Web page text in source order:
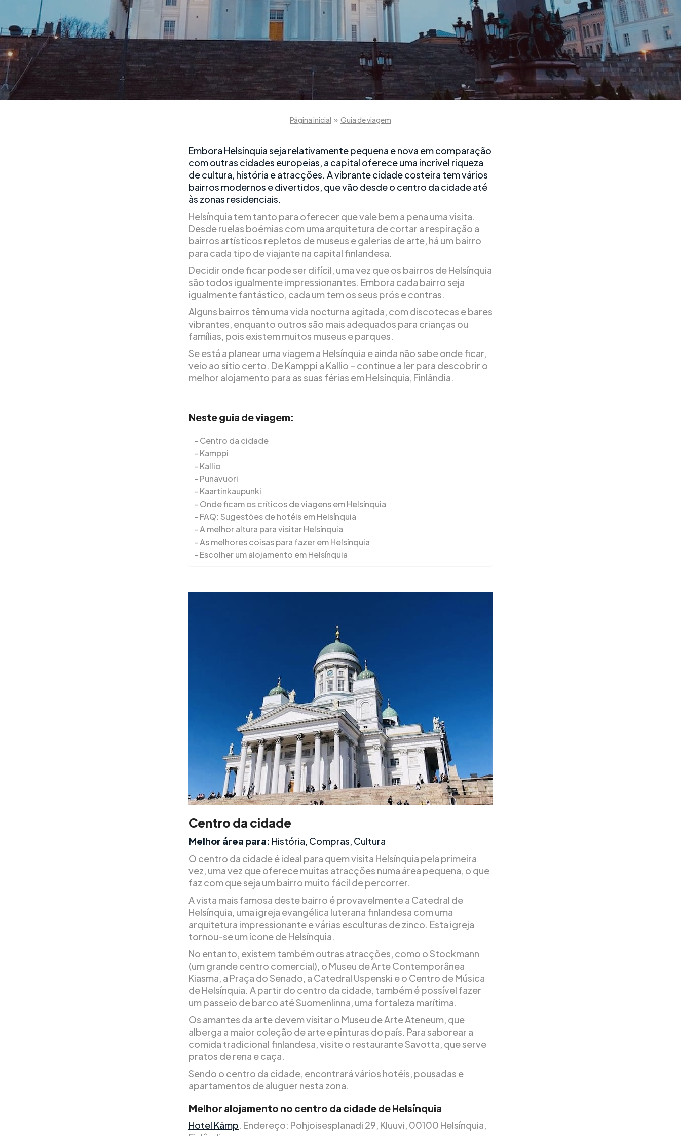
Página inicial » Guia de viagem
Embora Helsínquia seja relativamente pequena e nova em comparação
com outras cidades europeias, a capital oferece uma incrível riqueza
de cultura, história e atracções. A vibrante cidade costeira tem vários
bairros modernos e divertidos, que vão desde o centro da cidade até
às zonas residenciais.
Helsínquia tem tanto para oferecer que vale bem a pena uma visita.
Desde ruelas boémias com uma arquitetura de cortar a respiração a
bairros artísticos repletos de museus e galerias de arte, há um bairro
para cada tipo de viajante na capital finlandesa.
Decidir onde ficar pode ser difícil, uma vez que os bairros de Helsínquia
são todos igualmente impressionantes. Embora cada bairro seja
igualmente fantástico, cada um tem os seus prós e contras.
Alguns bairros têm uma vida nocturna agitada, com discotecas e bares
vibrantes, enquanto outros são mais adequados para crianças ou
famílias, pois existem muitos museus e parques.
Se está a planear uma viagem a Helsínquia e ainda não sabe onde ficar,
veio ao sítio certo. De Kamppi a Kallio – continue a ler para descobrir o
melhor alojamento para as suas férias em Helsínquia, Finlândia.
Neste guia de viagem:
Centro da cidade
Kamppi
Kallio
Punavuori
Kaartinkaupunki
Onde ficam os críticos de viagens em Helsínquia
FAQ: Sugestões de hotéis em Helsínquia
A melhor altura para visitar Helsínquia
As melhores coisas para fazer em Helsínquia
Escolher um alojamento em Helsínquia
Centro da cidade
Melhor área para: História, Compras, Cultura
O centro da cidade é ideal para quem visita Helsínquia pela primeira
vez, uma vez que oferece muitas atracções numa área pequena, o que
faz com que seja um bairro muito fácil de percorrer.
A vista mais famosa deste bairro é provavelmente a Catedral de
Helsínquia, uma igreja evangélica luterana finlandesa com uma
arquitetura impressionante e várias esculturas de zinco. Esta igreja
tornou-se um ícone de Helsínquia.
No entanto, existem também outras atracções, como o Stockmann
(um grande centro comercial), o Museu de Arte Contemporânea
Kiasma, a Praça do Senado, a Catedral Uspenski e o Centro de Música
de Helsínquia. A partir do centro da cidade, também é possível fazer
um passeio de barco até Suomenlinna, uma fortaleza marítima.
Os amantes da arte devem visitar o Museu de Arte Ateneum, que
alberga a maior coleção de arte e pinturas do país. Para saborear a
comida tradicional finlandesa, visite o restaurante Savotta, que serve
pratos de rena e caça.
Sendo o centro da cidade, encontrará vários hotéis, pousadas e
apartamentos de aluguer nesta zona.
Melhor alojamento no centro da cidade de Helsínquia
Hotel Kämp. Endereço: Pohjoisesplanadi 29, Kluuvi, 00100 Helsínquia,